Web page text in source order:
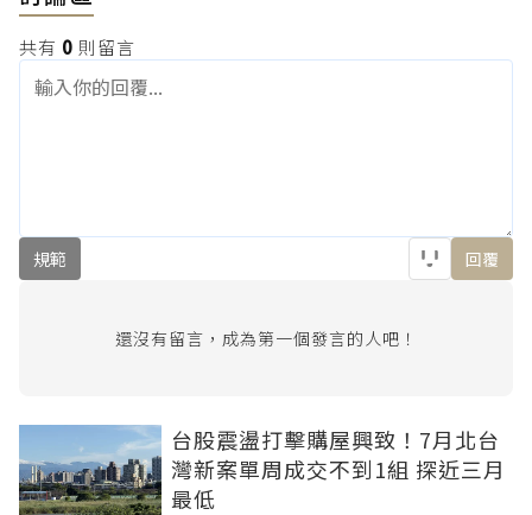
共有 0 則留言
規範 回覆
還沒有留言，成為第一個發言的人吧！
台股震盪打擊購屋興致！7月北台
灣新案單周成交不到1組 探近三月
最低